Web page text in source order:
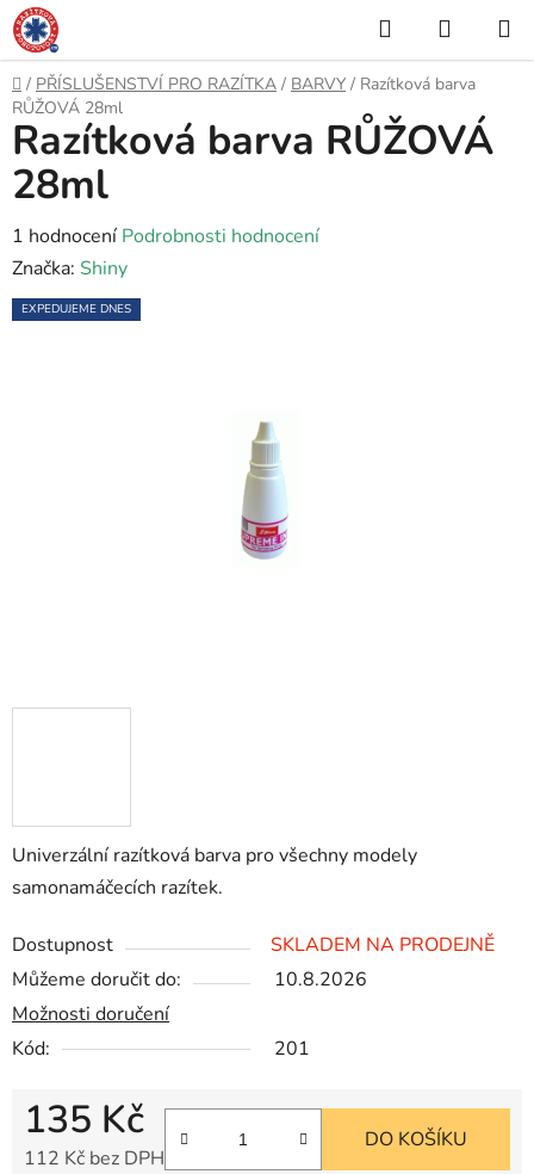
Přejít
na
obsah
Hledat
KOŠÍK
Domů
/ PŘÍSLUŠENSTVÍ PRO RAZÍTKA / BARVY / Razítková barva
RŮŽOVÁ 28ml
Univerzální razítková barva pro všechny modely
samonamáčecích razítek.
Dostupnost
SKLADEM NA PRODEJNĚ
Můžeme doručit do:
10.8.2026
Možnosti doručení
Kód:
201
135 Kč
112 Kč bez DPH
DO KOŠÍKU
Razítková barva RŮŽOVÁ
28ml
Průměrné
hodnocení
produktu
1 hodnocení Podrobnosti hodnocení
Značka: Shiny
EXPEDUJEME DNES